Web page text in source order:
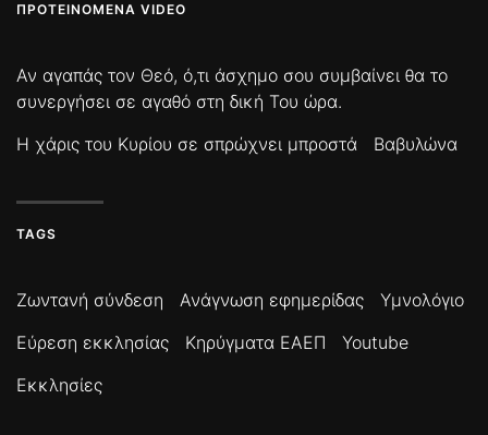
ΠΡΟΤΕΙΝΌΜΕΝΑ VIDEO
Αν αγαπάς τον Θεό, ό,τι άσχημο σου συμβαίνει θα το
συνεργήσει σε αγαθό στη δική Του ώρα.
Η χάρις του Κυρίου σε σπρώχνει μπροστά
Βαβυλώνα
TAGS
Ζωντανή σύνδεση Ανάγνωση εφημερίδας
Υμνολόγιο
Εύρεση εκκλησίας
Κηρύγματα ΕΑΕΠ
Youtube
Εκκλησίες